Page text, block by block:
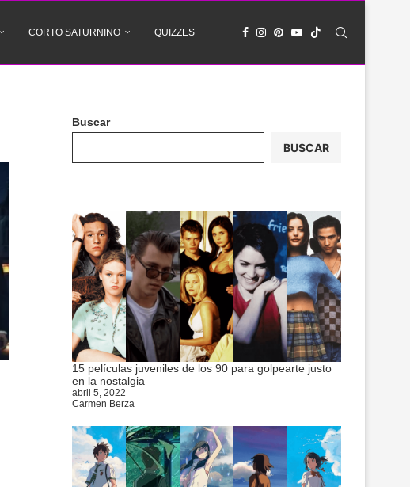
CORTO SATURNINO QUIZZES
Buscar
BUSCAR
15 películas juveniles de los 90 para golpearte justo
en la nostalgia
abril 5, 2022
Carmen Berza